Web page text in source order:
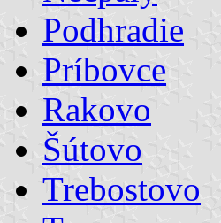
Podhradie
Príbovce
Rakovo
Šútovo
Trebostovo